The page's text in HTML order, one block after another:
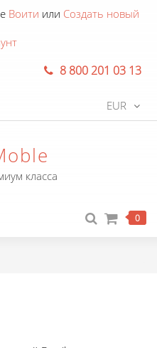
Воити или Создать новый
8 800 201 03 13
EUR
класса
0